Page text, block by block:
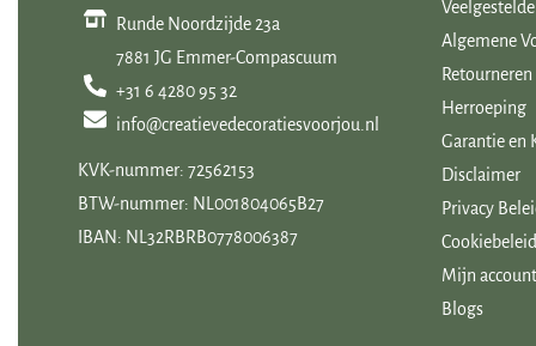
Wil je je huis sfeervol inrichten met betaalbare woondecoraties,
voor jou! Van LED kaarsen tot klokken, van sfeerlichtjes tot
bloempotten en bijzondere seizoen decoraties ontbreken zeker
wisselend assortiment volgens de laatste woontrends is
Runde Noordzijde 23a
7881 JG Emmer-Compascuum
+31 6 4280 95 32
info@creatievedecoratiesvoorjou.nl
KVK-nummer: 72562153
BTW-nummer: NL001804065B27
IBAN: NL32RBRB0778006387
Algemene
Retourneren
Herroeping
Garantie en
Disclaimer
Privacy
Mijn account
Blogs